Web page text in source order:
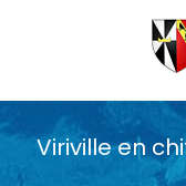
Viriville en